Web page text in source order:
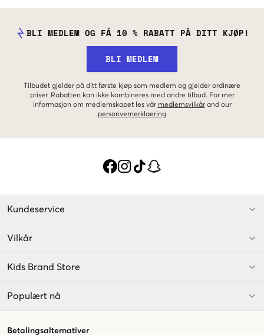
BLI MEDLEM OG FÅ 10 % RABATT PÅ DITT KJØP!
BLI MEDLEM
Tilbudet gjelder på ditt første kjøp som medlem og gjelder ordinære
priser. Rabatten kan ikke kombineres med andre tilbud. For mer
informasjon om medlemskapet les vår medlemsvilkår and our
personvernerklaering
Kundeservice
Vilkår
Kids Brand Store
Populært nå
Betalingsalternativer